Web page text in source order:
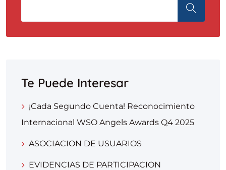
Te Puede Interesar
¡Cada Segundo Cuenta! Reconocimiento
Internacional WSO Angels Awards Q4 2025
ASOCIACION DE USUARIOS
EVIDENCIAS DE PARTICIPACION